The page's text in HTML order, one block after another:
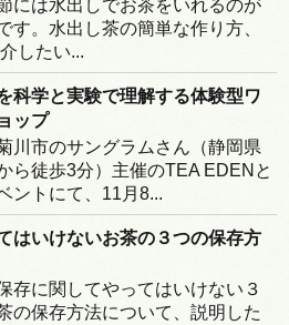
には水出しでお茶をいれるのが
す。水出し茶の簡単な作り方、
したい...
科学と実験で理解する体験型ワ
ップ
川市のサングラムさん（静岡県
ら徒歩3分）主催のTEA EDENと
ントにて、11月8...
はいけないお茶の３つの保存方
存に関してやってはいけない３
の保存方法について、説明した